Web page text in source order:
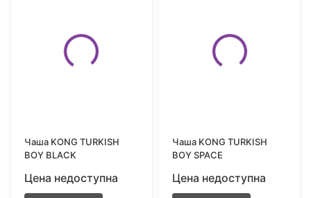
Чаша KONG TURKISH
BOY BLACK
Цена недоступна
Чаша KONG TURKISH
BOY SPACE
Цена недоступна